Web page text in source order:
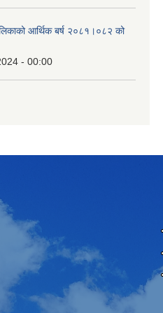
आर्थिक बर्ष २०८१।०८२ को
- 00:00